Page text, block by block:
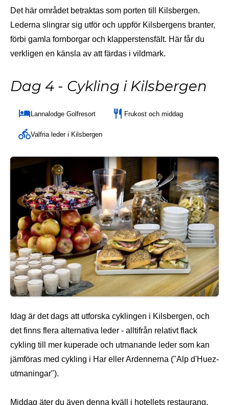
Det här området betraktas som porten till Kilsbergen.
Lederna slingrar sig utför och uppför Kilsbergens branter,
förbi gamla fornborgar och klapperstensfält. Här får du
verkligen en känsla av att färdas i vildmark.
Dag 4 - Cykling i Kilsbergen
Lannalodge Golfresort Frukost och middag
Valfria leder i Kilsbergen
Idag är det dags att utforska cyklingen i Kilsbergen, och
det finns flera alternativa leder - alltifrån relativt flack
cykling till mer kuperade och utmanande leder som kan
jämföras med cykling i Har eller Ardennerna ("Alp d'Huez-
utmaningar").
Middag äter du även denna kväll i hotellets restaurang.